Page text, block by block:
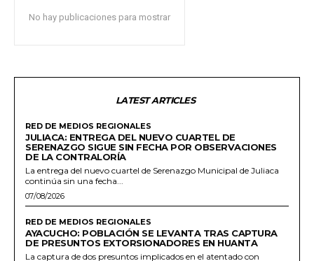
No hay publicaciones para mostrar
LATEST ARTICLES
RED DE MEDIOS REGIONALES
JULIACA: ENTREGA DEL NUEVO CUARTEL DE
SERENAZGO SIGUE SIN FECHA POR OBSERVACIONES
DE LA CONTRALORÍA
La entrega del nuevo cuartel de Serenazgo Municipal de Juliaca
continúa sin una fecha...
07/08/2026
RED DE MEDIOS REGIONALES
AYACUCHO: POBLACIÓN SE LEVANTA TRAS CAPTURA
DE PRESUNTOS EXTORSIONADORES EN HUANTA
La captura de dos presuntos implicados en el atentado con